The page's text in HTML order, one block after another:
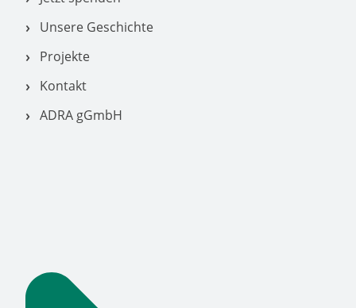
Unsere Geschichte
Projekte
Kontakt
ADRA gGmbH